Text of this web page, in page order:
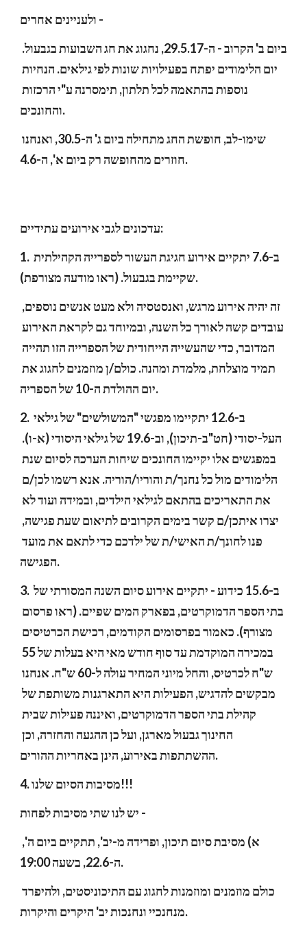
ולעניינים אחרים -
יום הלימודים יפתח בפעילויות שונות לפי גילאים. הנחיות
נוספות בהתאמה לכל תלתון, תימסרנה ע"י הרכזות
והחונכים.
שימו-לב, חופשת החג מתחילה ביום ג' ה-30.5, ואנחנו
חוזרים מהחופשה רק ביום א', ה-4.6.
עדכונים לגבי אירועים עתידיים:
1. ב-7.6 יתקיים אירוע חגיגת העשור לספרייה הקהילתית
שקיימת בגבעול. (ראו מודעה מצורפת).
עובדים קשה לאורך כל השנה, ובמיוחד גם לקראת האירוע
תמיד מוצלחת, מלמדת ומהנה. כולם/ן מוזמנים לחגוג את
יום ההולדת ה-10 של הספריה.
2. ב-12.6 יתקיימו מפגשי "המשולשים" של גילאי
במפגשים אלו יקיימו החונכים שיחות הערכה לסיום שנת
פנו לחונך/ת האישי/ת של ילדכם כדי לתאם את מועד
הפגישה.
3. ב-15.6 כידוע - יתקיים אירוע סיום השנה המסורתי של
במכירה המוקדמת עד סוף חודש מאי היא בעלות של 55
ש"ח לכרטיס, והחל מיוני המחיר עולה ל-60 ש"ח. אנחנו
מבקשים להדגיש, הפעילות היא התארגנות משותפת של
קהילת בתי הספר הדמוקרטים, ואיננה פעילות שבית
החינוך גבעול מארגן, ועל כן ההגעה והחזרה, וכן
ההשתתפות באירוע, הינן באחריות ההורים.
4. מסיבות הסיום שלנו!!!
יש לנו שתי מסיבות לפחות -
ה-22.​6, בשעה 19:00.
כולם מוזמנים ומוזמנות לחגוג עם התיכוניסטים, ולהיפרד
מנחנכיי ונחנכות יב' היקרים והיקרות.